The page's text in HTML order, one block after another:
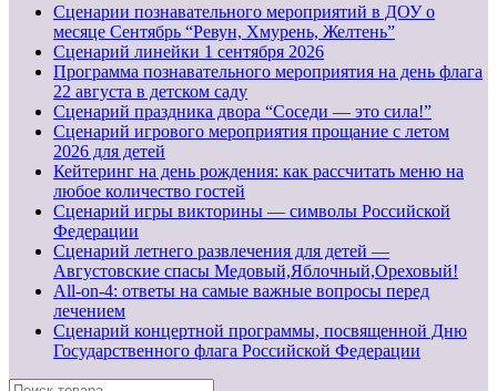
Сценарии познавательного мероприятий в ДОУ о
месяце Сентябрь “Ревун, Хмурень, Желтень”
Cценарий линейки 1 сентября 2026
Программа познавательного мероприятия на день флага
22 августа в детском саду
Сценарий праздника двора “Соседи — это сила!”
Сценарий игрового мероприятия прощание с летом
2026 для детей
Кейтеринг на день рождения: как рассчитать меню на
любое количество гостей
Сценарий игры викторины — символы Российской
Федерации
Сценарий летнего развлечения для детей —
Августовские спасы Медовый,Яблочный,Ореховый!
All-on-4: ответы на самые важные вопросы перед
лечением
Сценарий концертной программы, посвященной Дню
Государственного флага Российской Федерации